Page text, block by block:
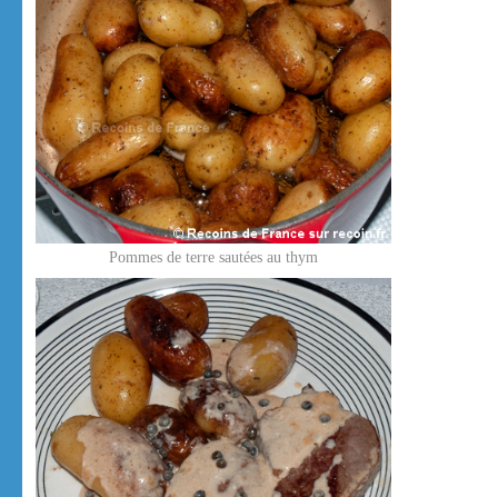
Pommes de terre sautées au thym